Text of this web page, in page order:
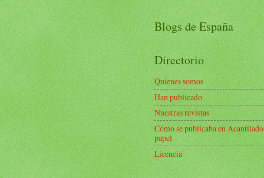
Blogs de España
Directorio
Quienes somos
Han publicado
Nuestras revistas
Cómo se publicaba en
papel
Licencia